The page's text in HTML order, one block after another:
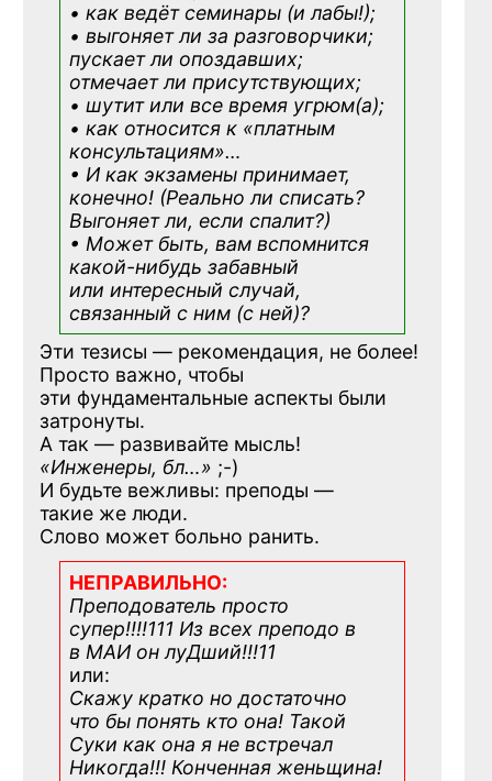
• как ведёт семинары (и лабы!);
• выгоняет ли за разговорчики;
пускает ли опоздавших;
отмечает ли присутствующих;
• шутит или все время угрюм(а);
• как относится к «платным
консультациям»…
• И как экзамены принимает,
конечно! (Реально ли списать?
Выгоняет ли, если спалит?)
• Может быть, вам вспомнится
какой-нибудь забавный
или интересный случай,
связанный с ним (с ней)?
Эти тезисы — рекомендация, не более!
Просто важно, чтобы
эти фундаментальные аспекты были
затронуты.
А так — развивайте мысль!
«Инженеры, бл…» ;-)
И будьте вежливы: преподы —
такие же люди.
Слово может больно ранить.
НЕПРАВИЛЬНО:
Преподователь просто
супер!!!!111 Из всех преподо в
в МАИ он луДший!!!11
или:
Скажу кратко но достаточно
что бы понять кто она! Такой
Суки как она я не встречал
Никогда!!! Конченная женьщина!